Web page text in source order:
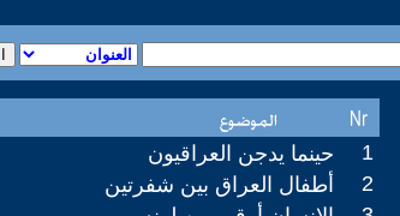
حينما يدجن العراقيون
1
أطفال العراق بين شفرتين
2